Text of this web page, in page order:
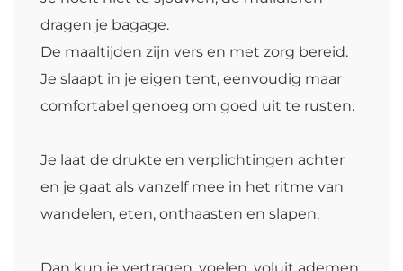
dragen je bagage.
De maaltijden zijn vers en met zorg bereid.
Je slaapt in je eigen tent, eenvoudig maar
comfortabel genoeg om goed uit te rusten.
Je laat de drukte en verplichtingen achter
en je gaat als vanzelf mee in het ritme van
wandelen, eten, onthaasten en slapen.